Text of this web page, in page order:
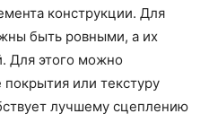
конструкции. Для
быть ровными, а их
Для этого можно
или текстуру
лучшему сцеплению